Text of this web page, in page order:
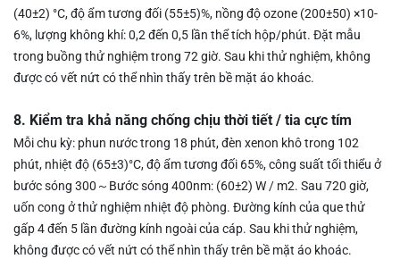
(40±2) °C, độ ẩm tương đối (55±5)%, nồng độ ozone (200±50) ×10-
6%, lượng không khí: 0,2 đến 0,5 lần thể tích hộp/phút. Đặt mẫu
trong buồng thử nghiệm trong 72 giờ. Sau khi thử nghiệm, không
được có vết nứt có thể nhìn thấy trên bề mặt áo khoác.
8. Kiểm tra khả năng chống chịu thời tiết / tia cực tím
Mỗi chu kỳ: phun nước trong 18 phút, đèn xenon khô trong 102
phút, nhiệt độ (65±3)°C, độ ẩm tương đối 65%, công suất tối thiểu ở
bước sóng 300 ～ Bước sóng 400nm: (60±2) W / m2. Sau 720 giờ,
uốn cong ở thử nghiệm nhiệt độ phòng. Đường kính của que thử
gấp 4 đến 5 lần đường kính ngoài của cáp. Sau khi thử nghiệm,
không được có vết nứt có thể nhìn thấy trên bề mặt áo khoác.